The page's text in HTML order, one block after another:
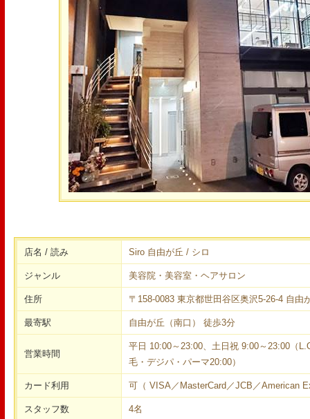
店名 / 読み Siro 自由が丘 / シロ
ジャンル 美容院・美容室・ヘアサロン
住所 〒158-0083 東京都世田谷区奥沢5-26-4 自由
最寄駅 自由が丘（南口） 徒歩3分
営業時間
平日 10:00～23:00、土日祝 9:00～23:00（
毛・デジパ・パーマ20:00）
カード利用 可（ VISA／MasterCard／JCB／American
スタッフ数 4名